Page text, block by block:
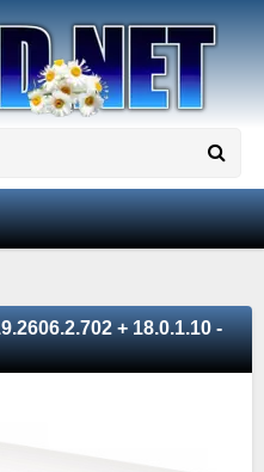
+ 18.0.1.10 -